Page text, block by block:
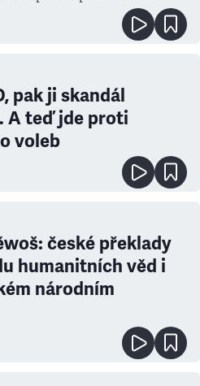
pak ji skandál
A teď jde proti
voleb
české překlady
humanitních věd i
národním